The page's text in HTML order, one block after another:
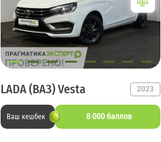
LADA (ВАЗ) Vesta 2023
Ваш кешбек 8 000 баллов